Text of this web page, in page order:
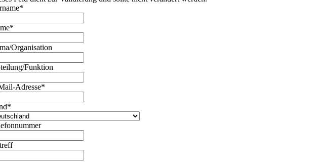
*
*
Organisation
Funktion
Adresse*
*